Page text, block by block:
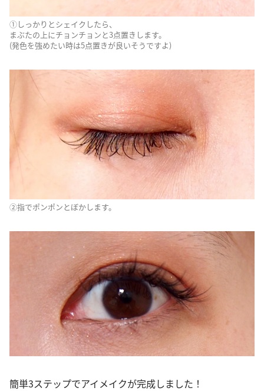
①しっかりとシェイクしたら、
まぶたの上にチョンチョンと3点置きします。
(発色を強めたい時は5点置きが良いそうですよ)
②指でポンポンとぼかします。
簡単3ステップでアイメイクが完成しました！